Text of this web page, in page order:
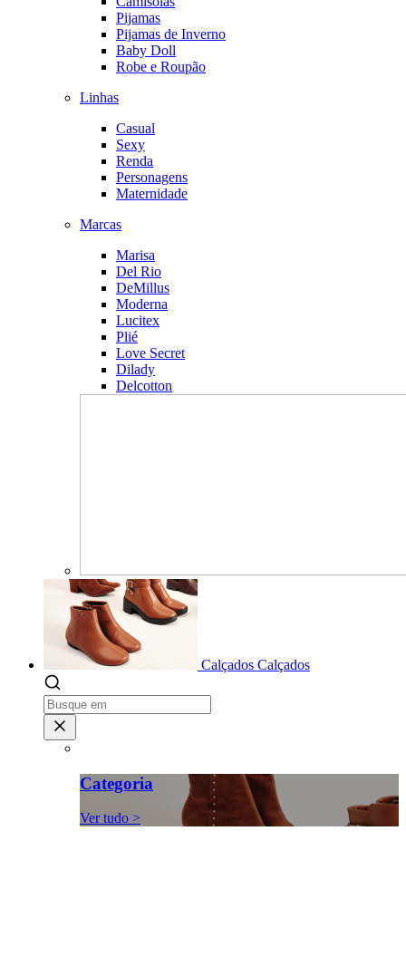
Pijamas
Pijamas de Inverno
Baby Doll
Robe e Roupão
Linhas
Casual
Sexy
Renda
Personagens
Maternidade
Marcas
Marisa
Del Rio
DeMillus
Moderna
Lucitex
Plié
Love Secret
Dilady
Delcotton
Calçados Calçados
Categoria
Ver tudo >